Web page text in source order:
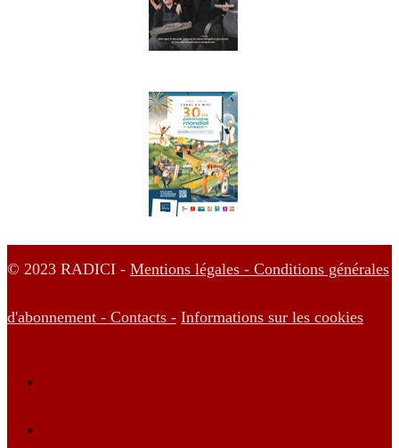
© 2023 RADICI - Mentions légales - Conditions générales
d'abonnement - Contacts - Informations sur les cookies